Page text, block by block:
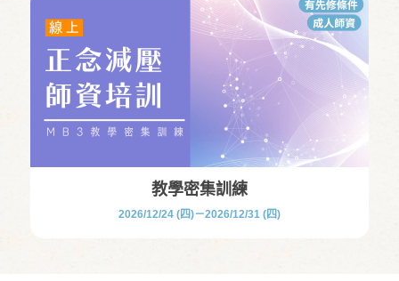
教學密集訓練
2026/12/24 (四)－2026/12/31 (四)